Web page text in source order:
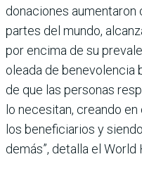
donaciones
partes del mundo,
por encima de su
oleada de benevolencia
de que las personas
lo necesitan, creando
los beneficiarios y
demás”, detalla el